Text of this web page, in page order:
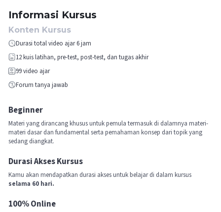
Informasi Kursus
Beginner
Materi yang dirancang khusus untuk pemula termasuk di dalamnya materi-
materi dasar dan fundamental serta pemahaman konsep dari topik yang
sedang diangkat.
Durasi Akses Kursus
Kamu akan mendapatkan durasi akses untuk belajar di dalam kursus
selama 60 hari.
100% Online
Konten Kursus
Durasi total video ajar 6 jam
12kuis latihan, pre-test, post-test, dan tugas akhir
99video ajar
Forum tanya jawab